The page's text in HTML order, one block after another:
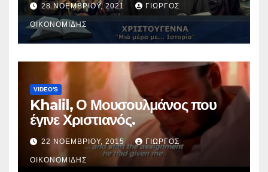
28 ΝΟΕΜΒΡΊΟΥ, 2021 ΓΙΏΡΓΟΣ
ΟΙΚΟΝΟΜΊΔΗΣ
VIDEO'S
Khalil, Ο Μουσουλμάνος που
έγινε Χριστιανός.
22 ΝΟΕΜΒΡΊΟΥ, 2015 ΓΙΏΡΓΟΣ
ΟΙΚΟΝΟΜΊΔΗΣ